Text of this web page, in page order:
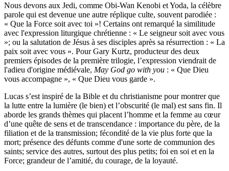
Nous devons aux Jedi, comme Obi-Wan Kenobi et Yoda, la célèbre
parole qui est devenue une autre réplique culte, souvent parodiée :
« Que la Force soit avec toi »! Certains ont remarqué la similitude
avec l'expression liturgique chrétienne : « Le seigneur soit avec vous
»; ou la salutation de Jésus à ses disciples après sa résurrection : « La
paix soit avec vous ». Pour Gary Kurtz, producteur des deux
premiers épisodes de la première trilogie, l’expression viendrait de
l'adieu d'origine médiévale, May God go with you : « Que Dieu
vous accompagne », « Que Dieu vous garde ».
Lucas s’est inspiré de la Bible et du christianisme pour montrer que
la lutte entre la lumière (le bien) et l’obscurité (le mal) est sans fin. Il
aborde les grands thèmes qui placent l’homme et la femme au cœur
d’une quête de sens et de transcendance : importance du père, de la
filiation et de la transmission; fécondité de la vie plus forte que la
mort; présence des défunts comme d'une sorte de communion des
saints; service des autres, surtout des plus petits; foi en soi et en la
Force; grandeur de l’amitié, du courage, de la loyauté.